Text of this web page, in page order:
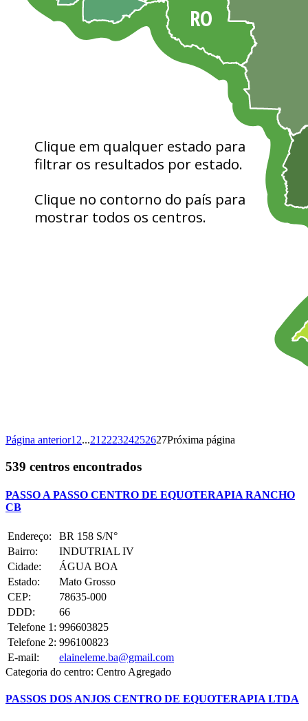
RO
Clique em qualquer estado para
filtrar os resultados por estado.
Clique no contorno do país para
mostrar todos os centros.
Página anterior1 2...21 222324252627Próxima página
539 centros encontrados
PASSO A PASSO CENTRO DE EQUOTERAPIA RANCHO
CB
Endereço:
BR 158 S/N°
Bairro:
INDUTRIAL IV
Cidade:
ÁGUA BOA
Estado:
Mato Grosso
CEP:
78635-000
DDD:
66
Telefone 1: 996603825
Telefone 2: 996100823
E-mail:
elaineleme.ba@gmail.com
Categoria do centro: Centro Agregado
PASSOS DOS ANJOS CENTRO DE EQUOTERAPIA LTDA